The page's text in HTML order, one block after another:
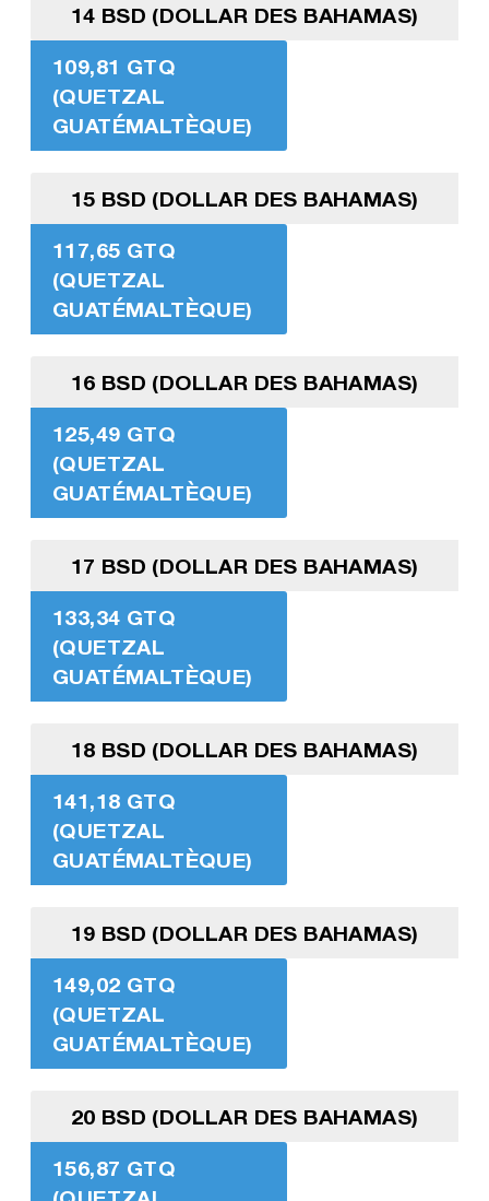
14 BSD (DOLLAR DES BAHAMAS)
109,81 GTQ
(QUETZAL
GUATÉMALTÈQUE)
15 BSD (DOLLAR DES BAHAMAS)
117,65 GTQ
(QUETZAL
GUATÉMALTÈQUE)
16 BSD (DOLLAR DES BAHAMAS)
125,49 GTQ
(QUETZAL
GUATÉMALTÈQUE)
17 BSD (DOLLAR DES BAHAMAS)
133,34 GTQ
(QUETZAL
GUATÉMALTÈQUE)
18 BSD (DOLLAR DES BAHAMAS)
141,18 GTQ
(QUETZAL
GUATÉMALTÈQUE)
19 BSD (DOLLAR DES BAHAMAS)
149,02 GTQ
(QUETZAL
GUATÉMALTÈQUE)
20 BSD (DOLLAR DES BAHAMAS)
156,87 GTQ